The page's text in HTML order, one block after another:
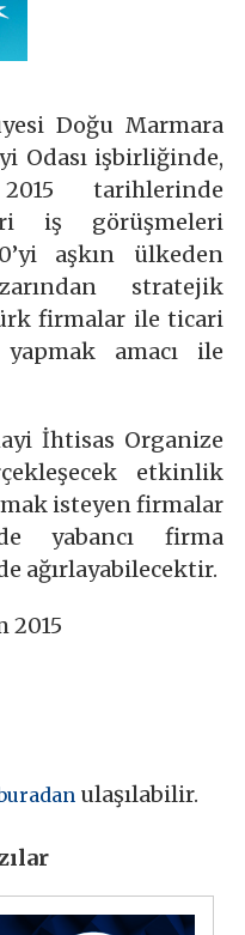
Doğu Marmara
Odası işbirliğinde,
tarihlerinde
iş görüşmeleri
aşkın ülkeden
stratejik
firmalar ile ticari
amacı ile
İhtisas Organize
etkinlik
isteyen firmalar
yabancı firma
ağırlayabilecektir.
2015
ulaşılabilir.